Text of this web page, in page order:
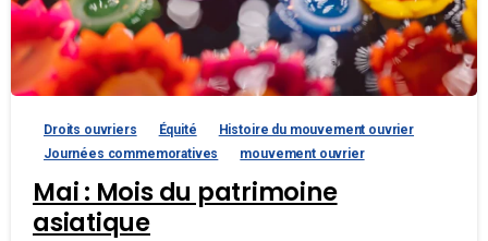
Droits ouvriers Équité
Histoire du mouvement ouvrier
Journées commemoratives
mouvement ouvrier
Mai : Mois du patrimoine
asiatique